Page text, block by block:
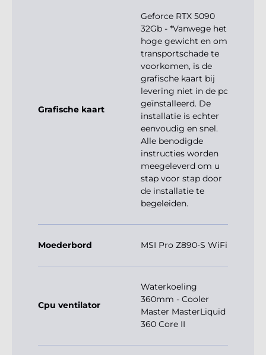
Grafische kaart
Geforce RTX 5090
32Gb - *Vanwege het
hoge gewicht en om
transportschade te
voorkomen, is de
grafische kaart bij
levering niet in de pc
geïnstalleerd. De
installatie is echter
eenvoudig en snel.
Alle benodigde
instructies worden
meegeleverd om u
stap voor stap door
de installatie te
begeleiden.
Moederbord MSI Pro Z890-S WiFi
Cpu ventilator
Waterkoeling
360mm - Cooler
Master MasterLiquid
360 Core II